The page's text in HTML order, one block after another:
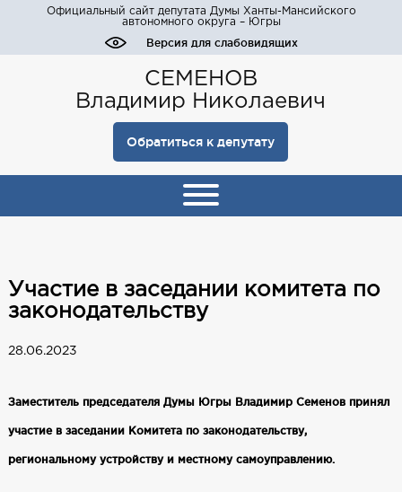
Официальный сайт депутата Думы Ханты-Мансийского
автономного округа – Югры
Версия для слабовидящих
СЕМЕНОВ
Владимир Николаевич
Обратиться к депутату
Участие в заседании комитета по
законодательству
28.06.2023
Заместитель председателя Думы Югры Владимир Семенов принял
участие в заседании Комитета по законодательству,
региональному устройству и местному самоуправлению.